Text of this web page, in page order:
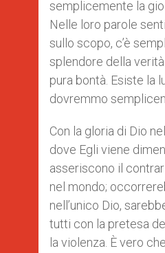
semplicemente la
Nelle loro parole
sullo scopo, c’è
splendore della
pura bontà. Esiste la
dovremmo
Con la gloria di Dio
dove Egli viene
asseriscono il
nel mondo;
nell’unico Dio,
tutti con la pretesa
la violenza. È vero